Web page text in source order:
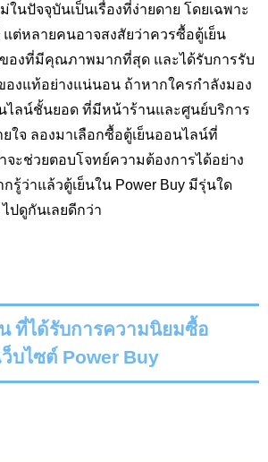
ในปัจจุบันเป็นเรื่องที่ง่ายดาย โดยเฉพาะ
ต่หลายคนอาจสงสัยว่าควรซื้อตู้เย็น
องที่มีคุณภาพมากที่สุด และได้รับการรับ
องแท้อย่างแน่นอน ถ้าหากใครกำลังมอง
ไลน์ชั้นยอด ที่มีหน้าร้านและศูนย์บริการ
ใจ ลองมาเลือกซื้อตู้เย็นออนไลน์ที่
จะช่วยตอบโจทย์ความต้องการได้อย่าง
รู้ว่าแล้วตู้เย็นใน Power Buy มีรุ่นใด
ปดูกันเลยดีกว่า
ที่ได้รับการความนิยมซื้อ
บไซต์ Power Buy